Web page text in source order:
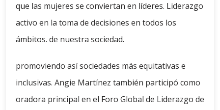
que las mujeres se conviertan en líderes. Liderazgo
activo en la toma de decisiones en todos los
ámbitos. de nuestra sociedad.
promoviendo así sociedades más equitativas e
inclusivas. Angie Martínez también participó como
oradora principal en el Foro Global de Liderazgo de